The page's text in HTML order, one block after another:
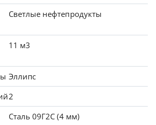
Светлые нефтепродукты
11 м3
Эллипс
2
Сталь 09Г2С (4 мм)